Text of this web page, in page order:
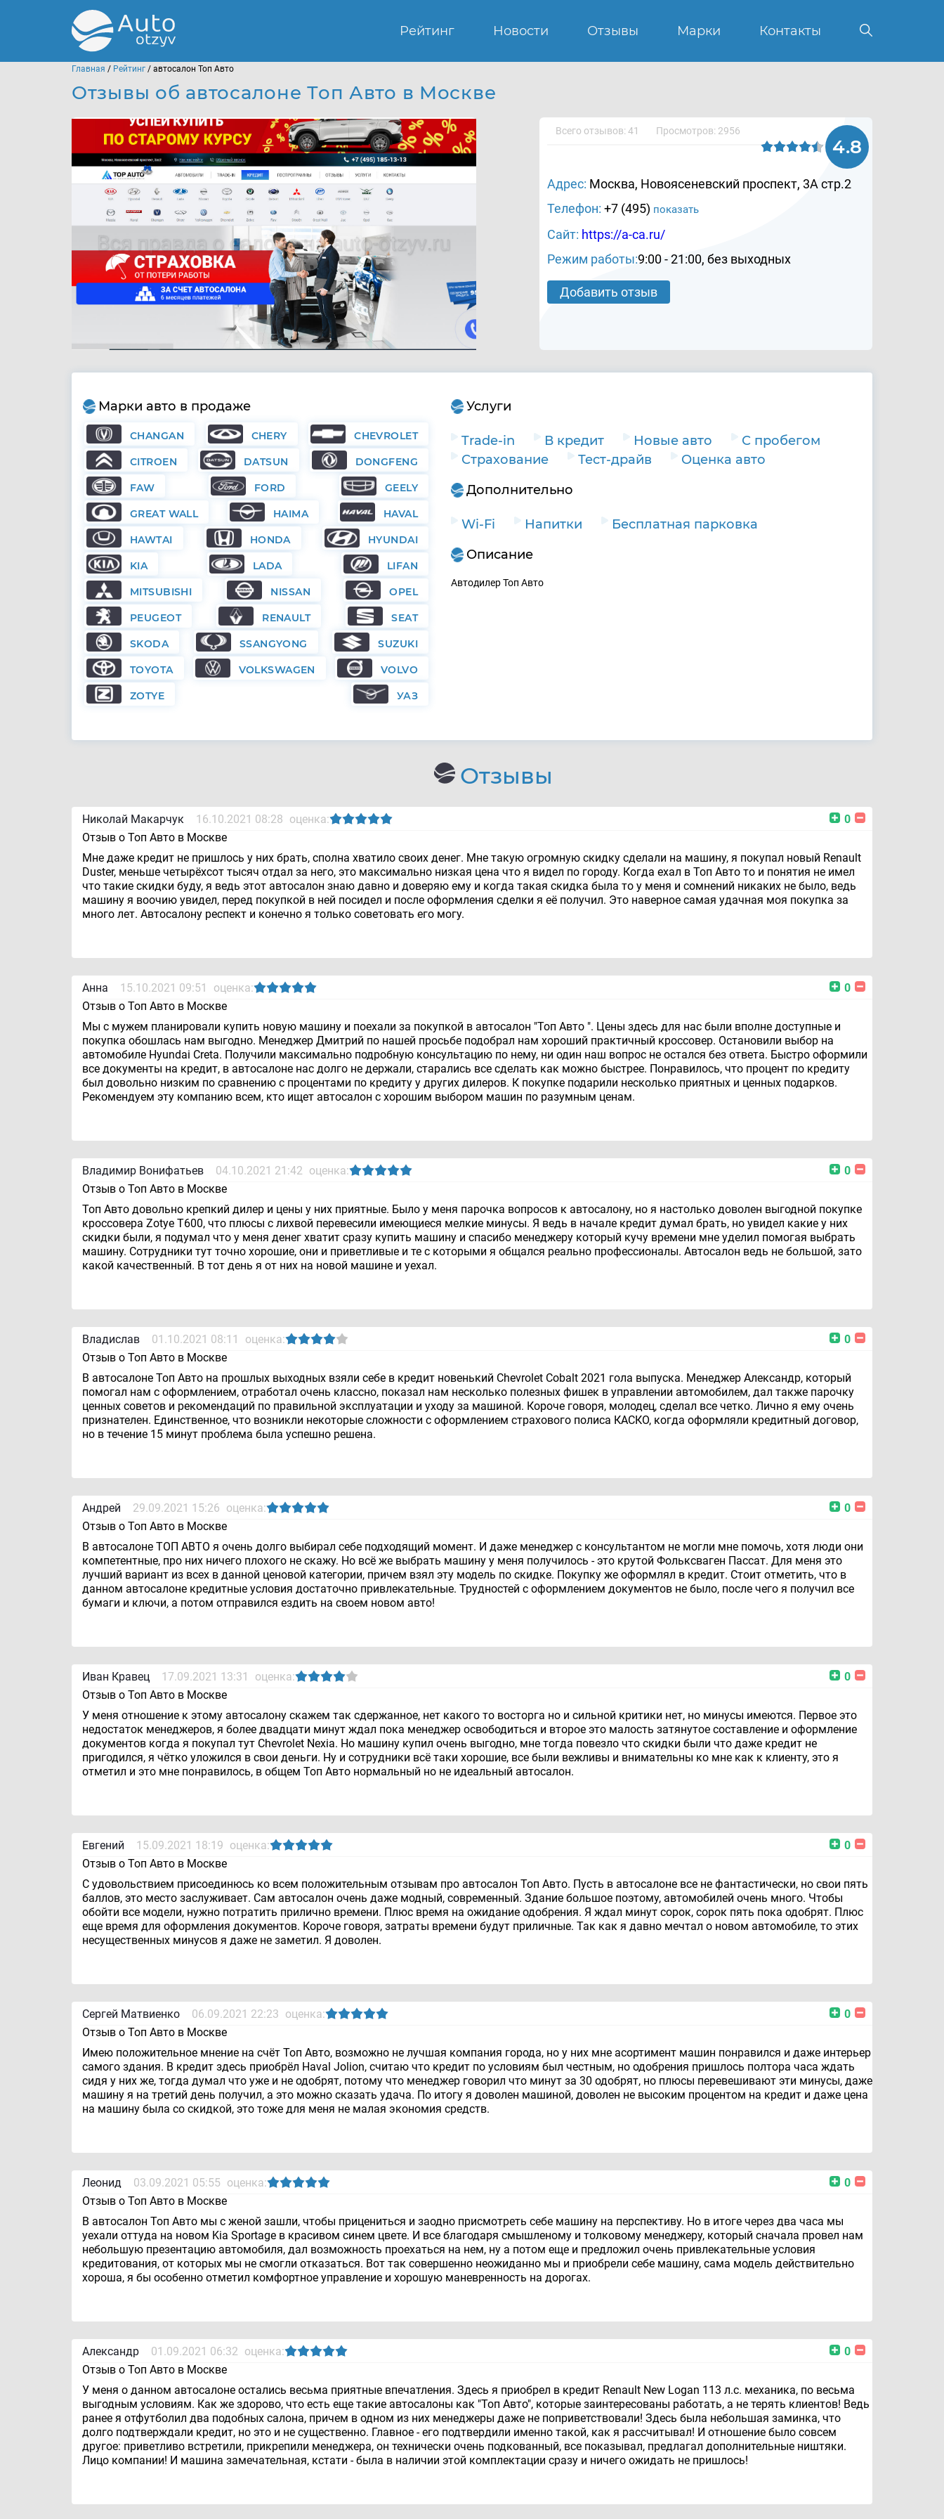
Рейтинг Новости Отзывы Марки Контакты
Главная / Рейтинг / автосалон Топ Авто
Отзывы об автосалоне Топ Авто в Москве
Всего отзывов: 41 Просмотров: 2956
Адрес: Москва, Новоясеневский проспект, 3А стр.2
Телефон: +7 (495) показать
Сайт: https://a-ca.ru/
Режим работы:9:00 - 21:00, без выходных
Добавить отзыв
4.8
Марки авто в продаже
CHANGAN CHERY CHEVROLET
CITROEN DATSUN DONGFENG
FAW FORD GEELY
GREAT WALL HAIMA HAVAL
HAWTAI HONDA HYUNDAI
KIA LADA LIFAN
MITSUBISHI NISSAN OPEL
PEUGEOT RENAULT SEAT
SKODA SSANGYONG SUZUKI
TOYOTA VOLKSWAGEN VOLVO
ZOTYE УАЗ
Услуги
Trade-in В кредит Новые авто
С пробегом
Страхование
Тест-драйв
Оценка авто
Дополнительно
Wi-Fi Напитки
Бесплатная парковка
Описание
Автодилер Топ Авто
Отзывы
Николай Макарчук 16.10.2021 08:28 оценка:
0
Отзыв о Топ Авто в Москве
Мне даже кредит не пришлось у них брать, сполна хватило своих денег. Мне такую огромную скидку сделали на машину, я покупал новый Renault
Duster, меньше четырёхсот тысяч отдал за него, это максимально низкая цена что я видел по городу. Когда ехал в Топ Авто то и понятия не имел
что такие скидки буду, я ведь этот автосалон знаю давно и доверяю ему и когда такая скидка была то у меня и сомнений никаких не было, ведь
машину я воочию увидел, перед покупкой в ней посидел и после оформления сделки я её получил. Это наверное самая удачная моя покупка за
много лет. Автосалону респект и конечно я только советовать его могу.
Анна 15.10.2021 09:51 оценка:
0
Отзыв о Топ Авто в Москве
Мы с мужем планировали купить новую машину и поехали за покупкой в автосалон "Топ Авто ". Цены здесь для нас были вполне доступные и
покупка обошлась нам выгодно. Менеджер Дмитрий по нашей просьбе подобрал нам хороший практичный кроссовер. Остановили выбор на
автомобиле Hyundai Creta. Получили максимально подробную консультацию по нему, ни один наш вопрос не остался без ответа. Быстро оформили
все документы на кредит, в автосалоне нас долго не держали, старались все сделать как можно быстрее. Понравилось, что процент по кредиту
был довольно низким по сравнению с процентами по кредиту у других дилеров. К покупке подарили несколько приятных и ценных подарков.
Рекомендуем эту компанию всем, кто ищет автосалон с хорошим выбором машин по разумным ценам.
Владимир Вонифатьев 04.10.2021 21:42 оценка:
0
Отзыв о Топ Авто в Москве
Топ Авто довольно крепкий дилер и цены у них приятные. Было у меня парочка вопросов к автосалону, но я настолько доволен выгодной покупке
кроссовера Zotye Т600, что плюсы с лихвой перевесили имеющиеся мелкие минусы. Я ведь в начале кредит думал брать, но увидел какие у них
скидки были, я подумал что у меня денег хватит сразу купить машину и спасибо менеджеру который кучу времени мне уделил помогая выбрать
машину. Сотрудники тут точно хорошие, они и приветливые и те с которыми я общался реально профессионалы. Автосалон ведь не большой, зато
какой качественный. В тот день я от них на новой машине и уехал.
Владислав 01.10.2021 08:11 оценка:
0
Отзыв о Топ Авто в Москве
В автосалоне Топ Авто на прошлых выходных взяли себе в кредит новенький Chevrolet Cobalt 2021 гола выпуска. Менеджер Александр, который
помогал нам с оформлением, отработал очень классно, показал нам несколько полезных фишек в управлении автомобилем, дал также парочку
ценных советов и рекомендаций по правильной эксплуатации и уходу за машиной. Короче говоря, молодец, сделал все четко. Лично я ему очень
признателен. Единственное, что возникли некоторые сложности с оформлением страхового полиса КАСКО, когда оформляли кредитный договор,
но в течение 15 минут проблема была успешно решена.
Андрей 29.09.2021 15:26 оценка:
0
Отзыв о Топ Авто в Москве
В автосалоне ТОП АВТО я очень долго выбирал себе подходящий момент. И даже менеджер с консультантом не могли мне помочь, хотя люди они
компетентные, про них ничего плохого не скажу. Но всё же выбрать машину у меня получилось - это крутой Фольксваген Пассат. Для меня это
лучший вариант из всех в данной ценовой категории, причем взял эту модель по скидке. Покупку же оформлял в кредит. Стоит отметить, что в
данном автосалоне кредитные условия достаточно привлекательные. Трудностей с оформлением документов не было, после чего я получил все
бумаги и ключи, а потом отправился ездить на своем новом авто!
Иван Кравец 17.09.2021 13:31 оценка:
0
Отзыв о Топ Авто в Москве
У меня отношение к этому автосалону скажем так сдержанное, нет какого то восторга но и сильной критики нет, но минусы имеются. Первое это
недостаток менеджеров, я более двадцати минут ждал пока менеджер освободиться и второе это малость затянутое составление и оформление
документов когда я покупал тут Chevrolet Nexia. Но машину купил очень выгодно, мне тогда повезло что скидки были что даже кредит не
пригодился, я чётко уложился в свои деньги. Ну и сотрудники всё таки хорошие, все были вежливы и внимательны ко мне как к клиенту, это я
отметил и это мне понравилось, в общем Топ Авто нормальный но не идеальный автосалон.
Евгений 15.09.2021 18:19 оценка:
0
Отзыв о Топ Авто в Москве
С удовольствием присоединюсь ко всем положительным отзывам про автосалон Топ Авто. Пусть в автосалоне все не фантастически, но свои пять
баллов, это место заслуживает. Сам автосалон очень даже модный, современный. Здание большое поэтому, автомобилей очень много. Чтобы
обойти все модели, нужно потратить прилично времени. Плюс время на ожидание одобрения. Я ждал минут сорок, сорок пять пока одобрят. Плюс
еще время для оформления документов. Короче говоря, затраты времени будут приличные. Так как я давно мечтал о новом автомобиле, то этих
несущественных минусов я даже не заметил. Я доволен.
Сергей Матвиенко 06.09.2021 22:23 оценка:
0
Отзыв о Топ Авто в Москве
Имею положительное мнение на счёт Топ Авто, возможно не лучшая компания города, но у них мне асортимент машин понравился и даже интерьер
самого здания. В кредит здесь приобрёл Haval Jolion, считаю что кредит по условиям был честным, но одобрения пришлось полтора часа ждать
сидя у них же, тогда думал что уже и не одобрят, потому что менеджер говорил что минут за 30 одобрят, но плюсы перевешивают эти минусы, даже
машину я на третий день получил, а это можно сказать удача. По итогу я доволен машиной, доволен не высоким процентом на кредит и даже цена
на машину была со скидкой, это тоже для меня не малая экономия средств.
Леонид 03.09.2021 05:55 оценка:
0
Отзыв о Топ Авто в Москве
В автосалон Топ Авто мы с женой зашли, чтобы прицениться и заодно присмотреть себе машину на перспективу. Но в итоге через два часа мы
уехали оттуда на новом Kia Sportage в красивом синем цвете. И все благодаря смышленому и толковому менеджеру, который сначала провел нам
небольшую презентацию автомобиля, дал возможность проехаться на нем, ну а потом еще и предложил очень привлекательные условия
кредитования, от которых мы не смогли отказаться. Вот так совершенно неожиданно мы и приобрели себе машину, сама модель действительно
хороша, я бы особенно отметил комфортное управление и хорошую маневренность на дорогах.
Александр 01.09.2021 06:32 оценка:
0
Отзыв о Топ Авто в Москве
У меня о данном автосалоне остались весьма приятные впечатления. Здесь я приобрел в кредит Renault New Logan 113 л.с. механика, по весьма
выгодным условиям. Как же здорово, что есть еще такие автосалоны как "Топ Авто", которые заинтересованы работать, а не терять клиентов! Ведь
ранее я отфутболил два подобных салона, причем в одном из них менеджеры даже не поприветствовали! Здесь была небольшая заминка, что
долго подтверждали кредит, но это и не существенно. Главное - его подтвердили именно такой, как я рассчитывал! И отношение было совсем
другое: приветливо встретили, прикрепили менеджера, он технически очень подкованный, все показывал, предлагал дополнительные ништяки.
Лицо компании! И машина замечательная, кстати - была в наличии этой комплектации сразу и ничего ожидать не пришлось!